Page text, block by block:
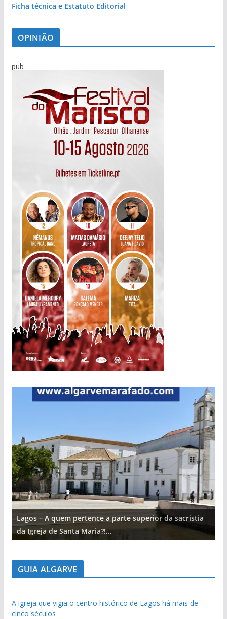
Ficha técnica e Estatuto Editorial
OPINIÃO
pub
Lagos – A quem pertence a parte superior da sacristia
da Igreja de Santa Maria?!…
GUIA ALGARVE
A igreja que vigia o centro histórico de Lagos há mais de
cinco séculos